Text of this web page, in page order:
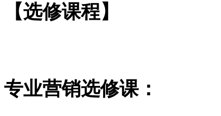
【选修课程】
专业营销选修课：